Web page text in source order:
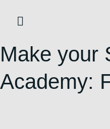
Inhalt
Make your
Academy: